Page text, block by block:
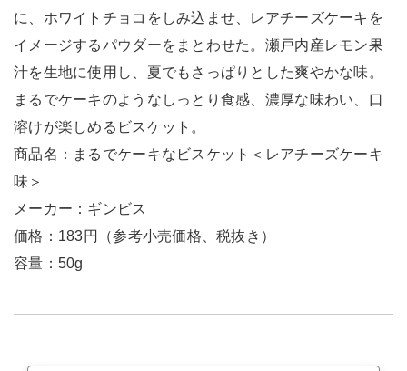
に、ホワイトチョコをしみ込ませ、レアチーズケーキを
イメージするパウダーをまとわせた。瀬戸内産レモン果
汁を生地に使用し、夏でもさっぱりとした爽やかな味。
まるでケーキのようなしっとり食感、濃厚な味わい、口
溶けが楽しめるビスケット。
商品名：まるでケーキなビスケット＜レアチーズケーキ
味＞
メーカー：ギンビス
価格：183円（参考小売価格、税抜き）
容量：50g